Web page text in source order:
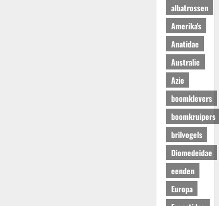
albatrossen
Amerika's
Anatidae
Australie
Azie
boomklevers
boomkruipers
brilvogels
Diomedeidae
eenden
Europa